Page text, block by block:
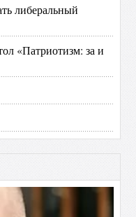
либеральный
«Патриотизм: за и